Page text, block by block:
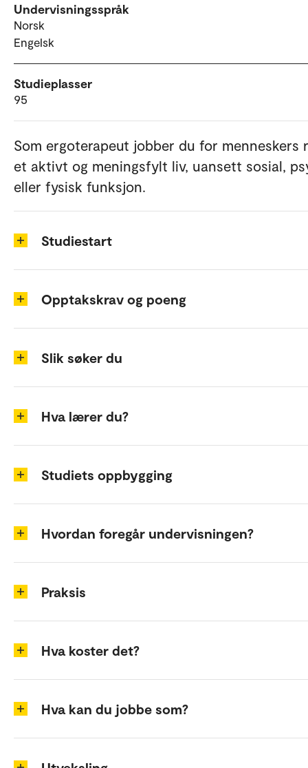
Undervisningsspråk
Norsk
Engelsk
Studieplasser
95
Som ergoterapeut jobber du for menneskers
et aktivt og meningsfylt liv, uansett sosial,
eller fysisk funksjon.
Studiestart
Opptakskrav og poeng
Slik søker du
Hva lærer du?
Studiets oppbygging
Hvordan foregår undervisningen?
Praksis
Hva koster det?
Hva kan du jobbe som?